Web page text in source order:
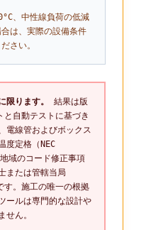
、中性線負荷の低減
は、実際の設備条件
さい。
限ります。
結果は版
と自動テストに基づき
電線管およびボックス
度定格（NEC
域のコード修正事項
または管轄当局
す。施工の唯一の根拠
ールは専門的な設計や
せん。